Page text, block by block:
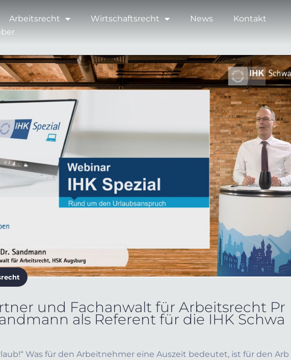
Arbeitsrecht Wirtschaftsrecht News
Kontakt
und Fachanwalt für Arbeitsrecht Pr
als Referent für die IHK Schwa
Was für den Arbeitnehmer eine Auszeit bedeutet, ist für den Arb